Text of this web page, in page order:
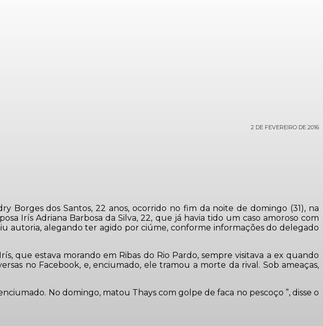
2 DE FEVEREIRO DE 2016
Borges dos Santos, 22 anos, ocorrido no fim da noite de domingo (31), na
Irís Adriana Barbosa da Silva, 22, que já havia tido um caso amoroso com
autoria, alegando ter agido por ciúme, conforme informações do delegado
que estava morando em Ribas do Rio Pardo, sempre visitava a ex quando
no Facebook, e, enciumado, ele tramou a morte da rival. Sob ameaças,
No domingo, matou Thays com golpe de faca no pescoço ”, disse o